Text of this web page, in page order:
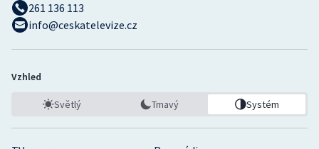
261 136 113
info@ceskatelevize.cz
Vzhled
Světlý Tmavý Systém